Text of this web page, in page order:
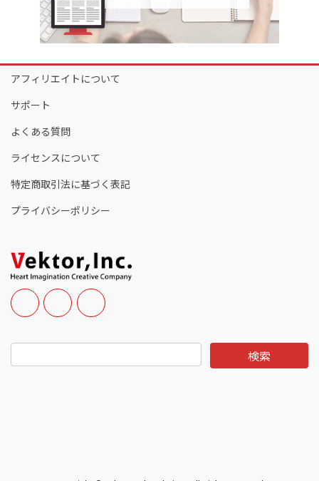
アフィリエイトについて
サポート
よくある質問
ライセンスについて
特定商取引法に基づく表記
プライバシーポリシー